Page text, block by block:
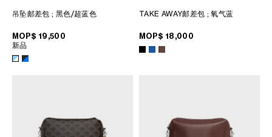
吊坠邮差包; 黑色/超蓝色
MOP$ 19,500
新品
TAKE AWAY邮差包 ; 氧气蓝
MOP$ 18,000